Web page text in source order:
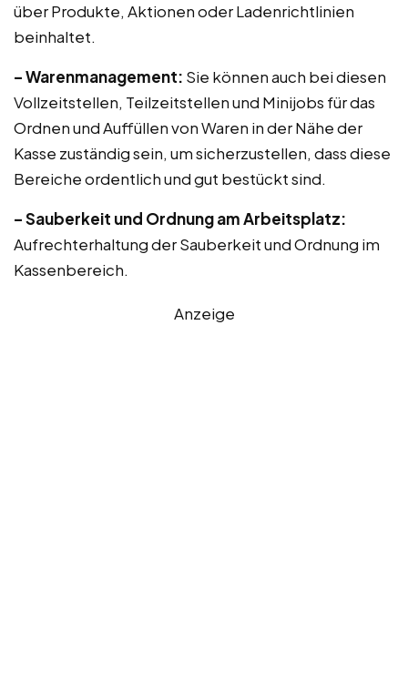
über Produkte, Aktionen oder Ladenrichtlinien
beinhaltet.
– Warenmanagement: Sie können auch bei diesen
Vollzeitstellen, Teilzeitstellen und Minijobs für das
Ordnen und Auffüllen von Waren in der Nähe der
Kasse zuständig sein, um sicherzustellen, dass diese
Bereiche ordentlich und gut bestückt sind.
– Sauberkeit und Ordnung am Arbeitsplatz:
Aufrechterhaltung der Sauberkeit und Ordnung im
Kassenbereich.
Anzeige